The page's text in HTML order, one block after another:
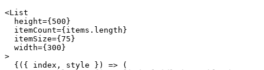
<List
  height={500}
  itemCount={items.length}
  itemSize={75}
  width={300}
>
  {({ index, style }) => (